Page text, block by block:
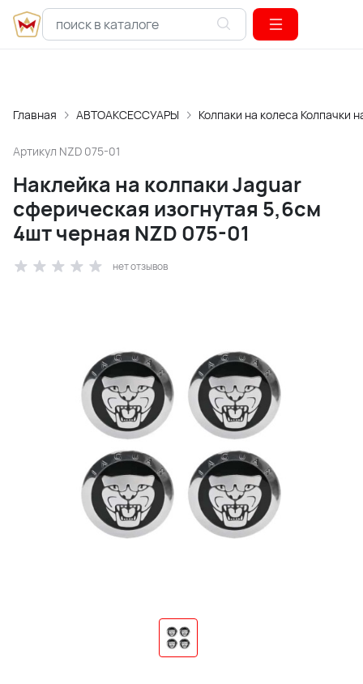
Главная АВТОАКСЕССУАРЫ Колпаки на колеса Колпачки
Артикул NZD 075-01
Наклейка на колпаки Jaguar
сферическая изогнутая 5,6см
4шт черная NZD 075-01
нет отзывов